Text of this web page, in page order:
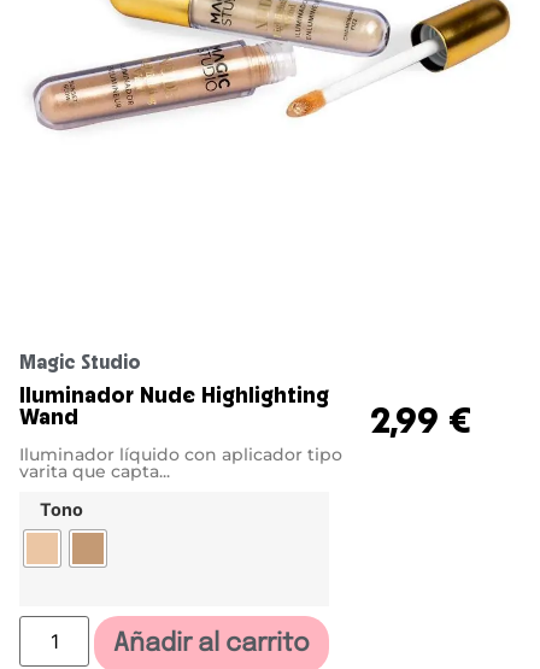
Magic Studio
Iluminador Nude Highlighting
Wand
Iluminador líquido con aplicador tipo
varita que capta...
2,99 €
Tono
Añadir al carrito